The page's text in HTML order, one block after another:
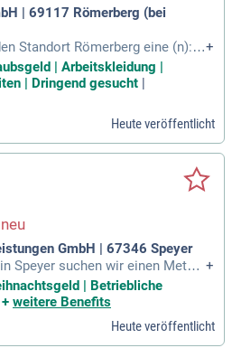
| 69117 Römerberg (bei
Standort Römerberg eine (n):
und Reparatur von Brands
in Stahl und Aluminium; Mont
Wenn Du Interesse
+
| Arbeitskleidung |
| Dringend gesucht
Heute veröffentlicht
GmbH | 67346 Speyer
Speyer suchen wir einen Metall
(m/w/d) oder eine verglei
+
| Betriebliche
+ weitere Benefits
Heute veröffentlicht